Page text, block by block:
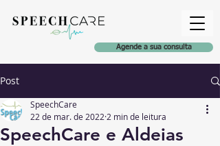
Agende a sua consulta
Post
SpeechCare e Aldeias
SpeechCare
22 de mar. de 2022 2 min de leitura